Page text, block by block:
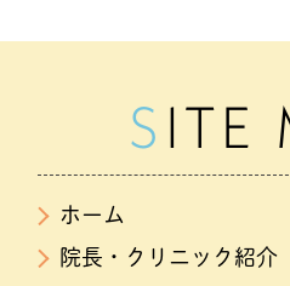
ホーム
院長・クリニック紹介